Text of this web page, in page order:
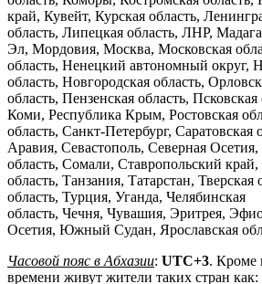
край, Кувейт, Курская область,
область, Липецкая область, ЛНР,
Эл, Мордовия, Москва, Московская
область, Ненецкий автономный округ,
область, Новгородская область,
область, Пензенская область,
Коми, Республика Крым, Ростовская
область, Санкт-Петербург, Саратовская
Аравия, Севастополь, Северная
область, Сомали, Ставропольский
область, Танзания, Татарстан, Тверская
область, Турция, Уганда, Челябинская
область, Чечня, Чувашия, Эритрея,
Осетия, Южный Судан, Ярославская
Часовой пояс в Абхазии: UTC+3. Кроме
времени живут жители таких стран как: